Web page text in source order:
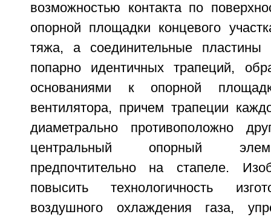
возможностью контакта по
опорной площадки концевого
тяжа, а соединительные
попарно идентичных трапеций,
основаниями к опорной
вентилятора, причем трапеции
диаметрально противоположно
центральный опорный
предпочтительно на стапеле.
повысить технологичность
воздушного охлаждения газа,